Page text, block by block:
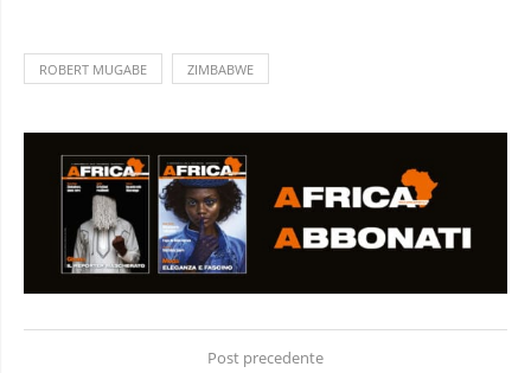
ROBERT MUGABE ZIMBABWE
Post precedente